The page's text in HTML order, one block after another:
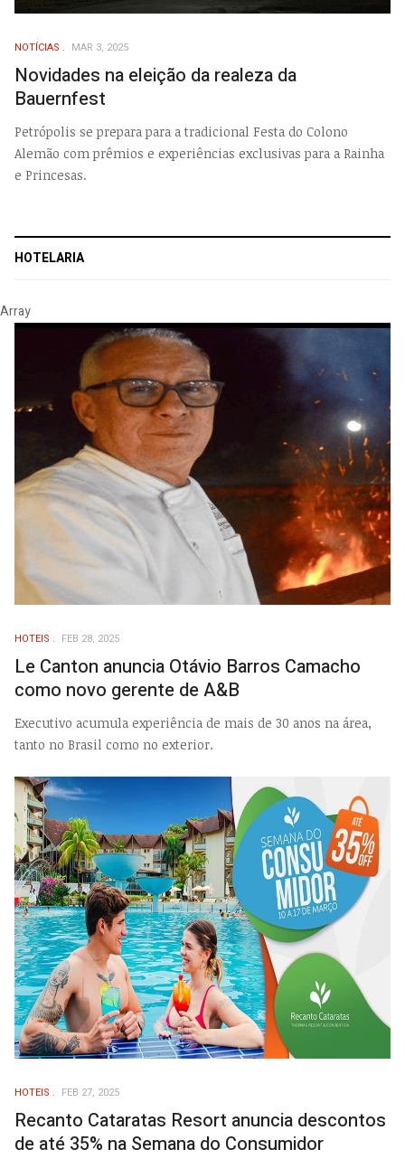
NOTÍCIAS MAR 3, 2025
Novidades na eleição da realeza da
Bauernfest
Petrópolis se prepara para a tradicional Festa do Colono
Alemão com prêmios e experiências exclusivas para a Rainha
e Princesas.
HOTELARIA
Array
HOTEIS FEB 28, 2025
Le Canton anuncia Otávio Barros Camacho
como novo gerente de A&B
Executivo acumula experiência de mais de 30 anos na área,
tanto no Brasil como no exterior.
HOTEIS FEB 27, 2025
Recanto Cataratas Resort anuncia descontos
de até 35% na Semana do Consumidor